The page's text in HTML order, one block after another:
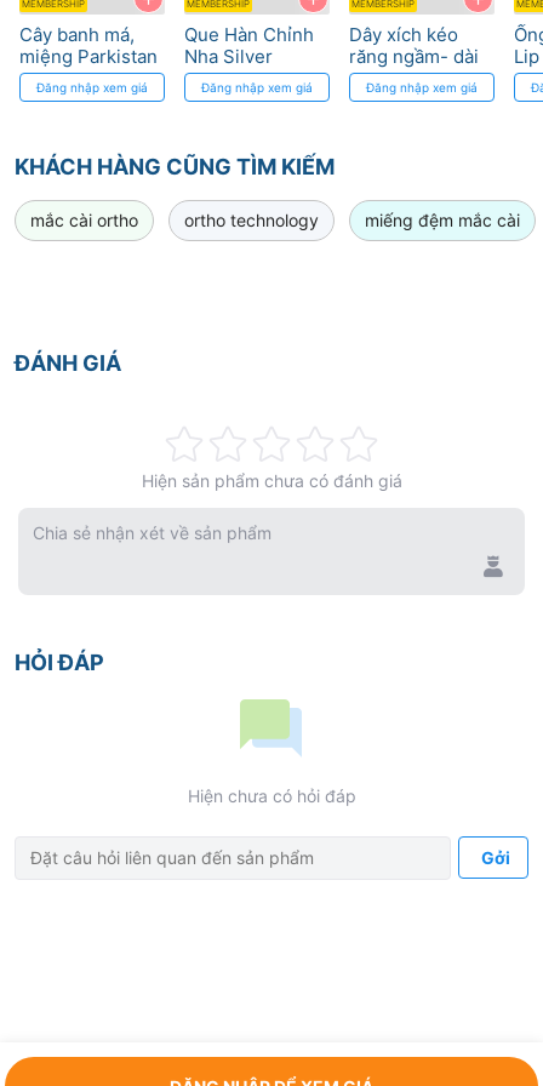
MEMBERSHIP
Cây banh má,
miệng Parkistan
Đăng nhập xem giá
MEMBERSHIP
Que Hàn Chỉnh
Nha Silver
Solder 0.5mm
Morelli
Đăng nhập xem giá
MEMBERSHIP
Dây xích kéo
răng ngầm- dài
1’’ Eyelet with
Chain Direct
Đăng nhập xem giá
KHÁCH HÀNG CŨNG TÌM KIẾM
mắc cài ortho ortho technology miếng đệm mắc cài
ĐÁNH GIÁ
0%
Hiện sản phẩm chưa có đánh giá
Chia sẻ nhận xét về sản phẩm
HỎI ĐÁP
Hiện chưa có hỏi đáp
Gởi